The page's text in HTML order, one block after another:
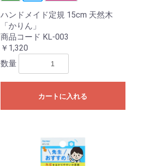
ハンドメイド定規 15cm 天然木
「かりん」
商品コード KL-003
￥1,320
数量
カートに入れる